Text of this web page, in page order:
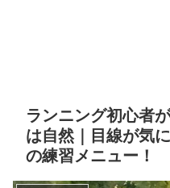
ランニング初心者
は自然｜目線が気
の練習メニュー！